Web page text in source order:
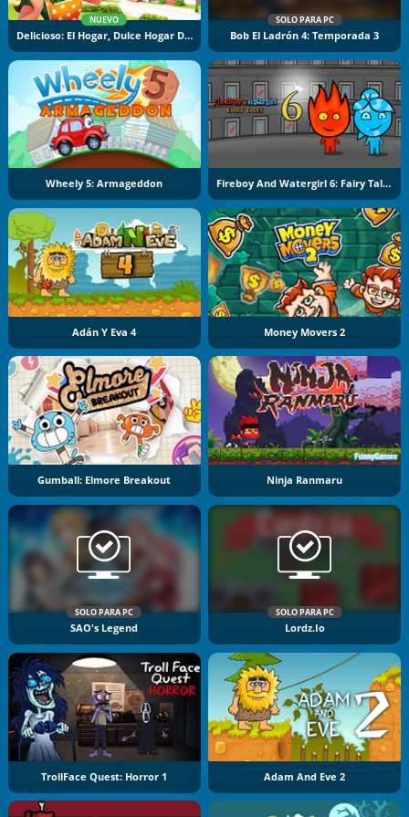
NUEVO
Delicioso: El Hogar, Dulce Hogar De Emily
SOLO PARA PC
Bob El Ladrón 4: Temporada 3
Wheely 5: Armageddon Fireboy And Watergirl 6: Fairy Tales
Adán Y Eva 4 Money Movers 2
Gumball: Elmore Breakout Ninja Ranmaru
SOLO PARA PC
SAO's Legend
SOLO PARA PC
Lordz.io
TrollFace Quest: Horror 1 Adam And Eve 2